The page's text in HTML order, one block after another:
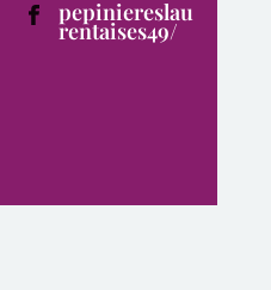
pepiniereslau
rentaises49/